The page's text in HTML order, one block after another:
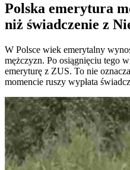
Polska emerytura
niż świadczenie z
W Polsce wiek emerytalny
mężczyzn. Po osiągnięciu tego
emeryturę z ZUS. To nie
momencie ruszy wypłata